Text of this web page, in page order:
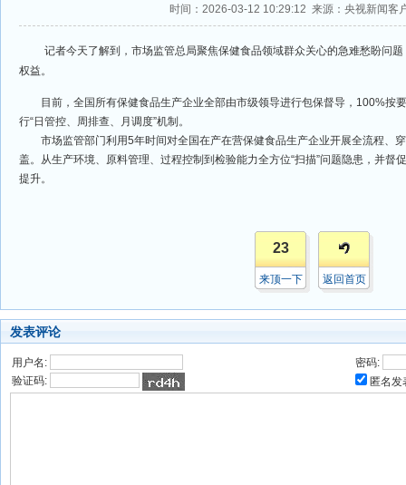
时间：2026-03-12 10:29:12 来源：央视新闻客
记者今天了解到，市场监管总局聚焦保健食品领域群众关心的急难愁盼问题
权益。
目前，全国所有保健食品生产企业全部由市级领导进行包保督导，100%按
行“日管控、周排查、月调度”机制。
市场监管部门利用5年时间对全国在产在营保健食品生产企业开展全流程、
盖。从生产环境、原料管理、过程控制到检验能力全方位“扫描”问题隐患，并督
提升。
23
来顶一下 返回首页
发表评论
用户名:
密码:
验证码:
匿名发